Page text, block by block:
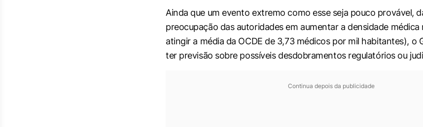
Ainda que um evento extremo como esse seja pouco provável,
preocupação das autoridades em aumentar a densidade médica
atingir a média da OCDE de 3,73 médicos por mil habitantes), o
ter previsão sobre possíveis desdobramentos regulatórios ou
Continua depois da publicidade